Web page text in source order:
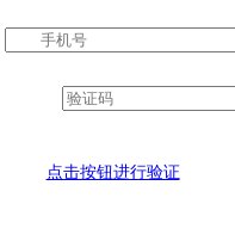
点击按钮进行验证